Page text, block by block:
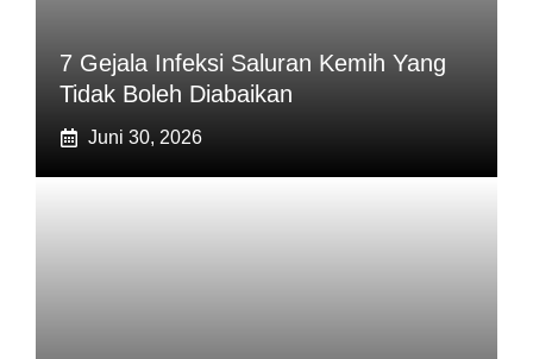
7 Gejala Infeksi Saluran Kemih Yang
Tidak Boleh Diabaikan
Juni 30, 2026